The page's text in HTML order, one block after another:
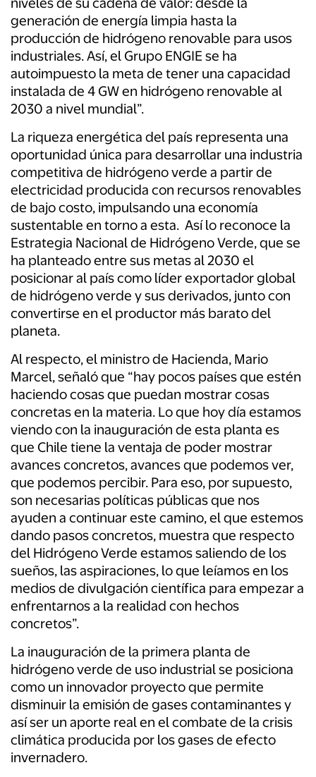
generación de energía limpia hasta la
producción de hidrógeno renovable para usos
industriales. Así, el Grupo ENGIE se ha
autoimpuesto la meta de tener una capacidad
instalada de 4 GW en hidrógeno renovable al
2030 a nivel mundial”.
La riqueza energética del país representa una
oportunidad única para desarrollar una industria
competitiva de hidrógeno verde a partir de
electricidad producida con recursos renovables
de bajo costo, impulsando una economía
sustentable en torno a esta. Así lo reconoce la
Estrategia Nacional de Hidrógeno Verde, que se
ha planteado entre sus metas al 2030 el
posicionar al país como líder exportador global
de hidrógeno verde y sus derivados, junto con
convertirse en el productor más barato del
planeta.
Al respecto, el ministro de Hacienda, Mario
Marcel, señaló que “hay pocos países que estén
haciendo cosas que puedan mostrar cosas
concretas en la materia. Lo que hoy día estamos
viendo con la inauguración de esta planta es
que Chile tiene la ventaja de poder mostrar
avances concretos, avances que podemos ver,
que podemos percibir. Para eso, por supuesto,
son necesarias políticas públicas que nos
ayuden a continuar este camino, el que estemos
dando pasos concretos, muestra que respecto
del Hidrógeno Verde estamos saliendo de los
sueños, las aspiraciones, lo que leíamos en los
medios de divulgación científica para empezar a
enfrentarnos a la realidad con hechos
concretos”.
La inauguración de la primera planta de
hidrógeno verde de uso industrial se posiciona
como un innovador proyecto que permite
disminuir la emisión de gases contaminantes y
así ser un aporte real en el combate de la crisis
climática producida por los gases de efecto
invernadero.